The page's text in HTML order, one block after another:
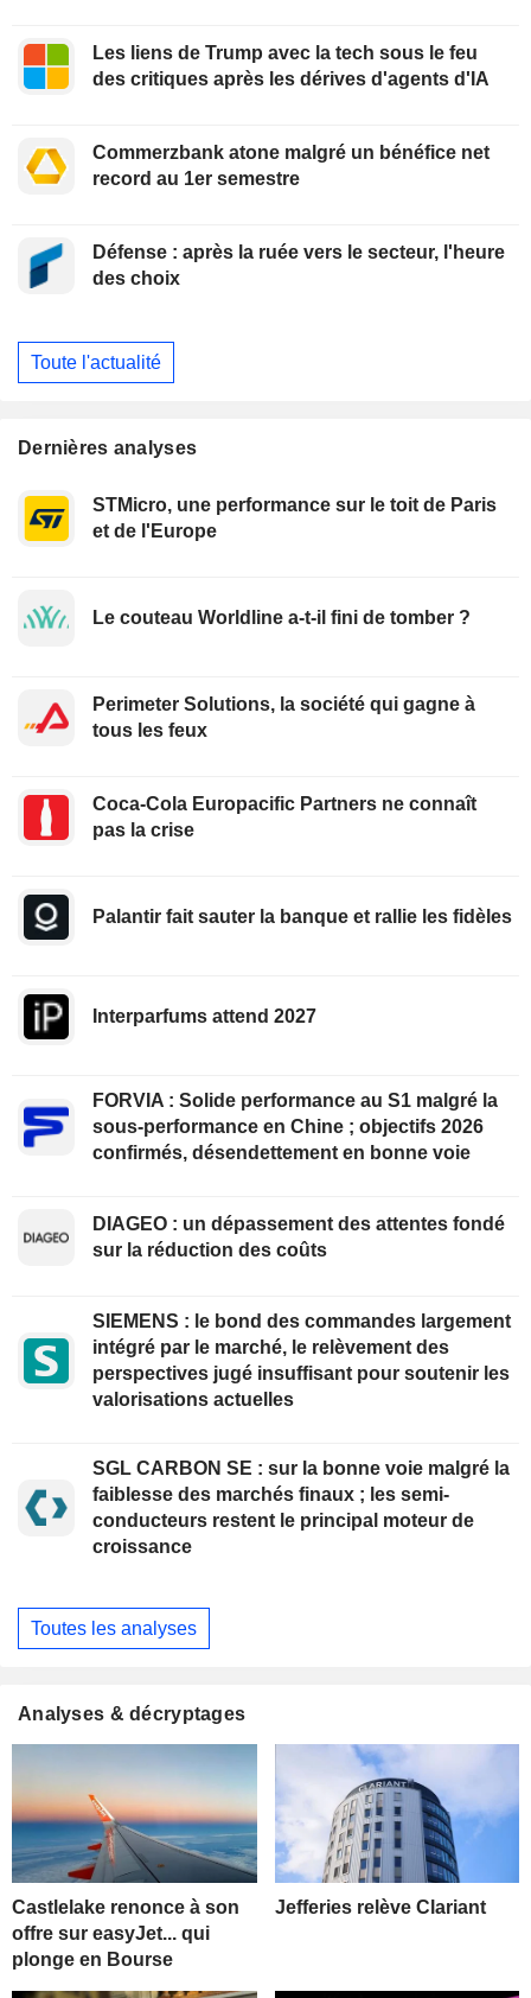
Les liens de Trump avec la tech sous le feu
des critiques après les dérives d'agents d'IA
Commerzbank atone malgré un bénéfice net
record au 1er semestre
Défense : après la ruée vers le secteur, l'heure
des choix
Toute l'actualité
Dernières analyses
STMicro, une performance sur le toit de Paris
et de l'Europe
Le couteau Worldline a-t-il fini de tomber ?
Perimeter Solutions, la société qui gagne à
tous les feux
Coca-Cola Europacific Partners ne connaît
pas la crise
Palantir fait sauter la banque et rallie les fidèles
Interparfums attend 2027
FORVIA : Solide performance au S1 malgré la
sous-performance en Chine ; objectifs 2026
confirmés, désendettement en bonne voie
DIAGEO : un dépassement des attentes fondé
sur la réduction des coûts
SIEMENS : le bond des commandes largement
intégré par le marché, le relèvement des
perspectives jugé insuffisant pour soutenir les
valorisations actuelles
SGL CARBON SE : sur la bonne voie malgré la
faiblesse des marchés finaux ; les semi-
conducteurs restent le principal moteur de
croissance
Toutes les analyses
Analyses & décryptages
Castlelake renonce à son
offre sur easyJet... qui
plonge en Bourse
Jefferies relève Clariant